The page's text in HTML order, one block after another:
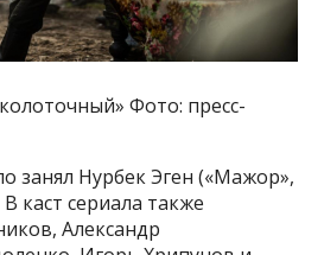
Фото: пресс-
занял Нурбек Эген («Мажор»,
каст сериала также
Александр